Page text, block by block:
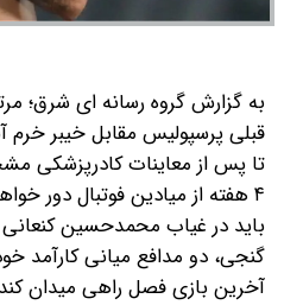
به گزارش گروه رسانه ای شرق؛
قبلی پرسپولیس مقابل خیبر خرم
۴ هفته از میادین فوتبال دور خواهد بود.
باید در غیاب محمدحسین
گنجی، دو مدافع میانی کارآمد
آخرین بازی فصل راهی میدان